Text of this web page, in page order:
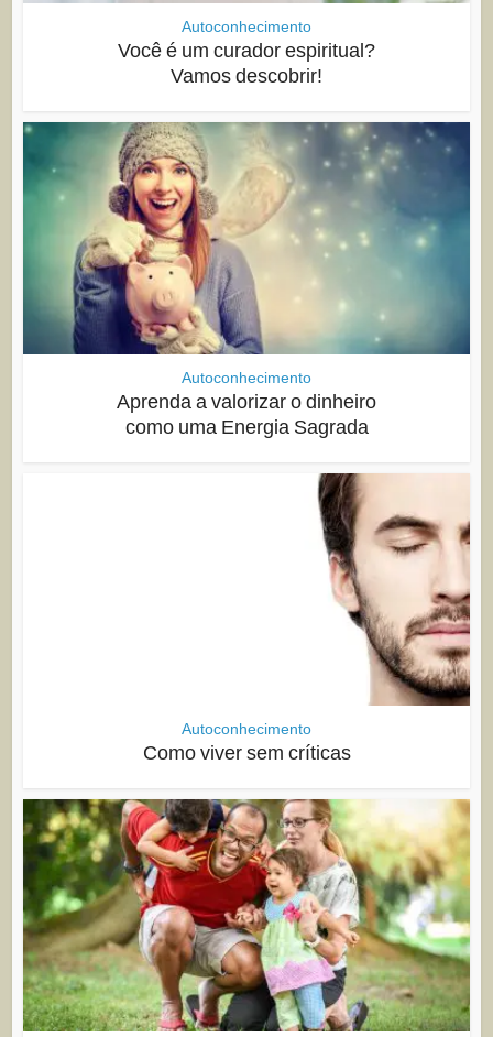
Autoconhecimento
Você é um curador espiritual?
Vamos descobrir!
Autoconhecimento
Aprenda a valorizar o dinheiro
como uma Energia Sagrada
Autoconhecimento
Como viver sem críticas